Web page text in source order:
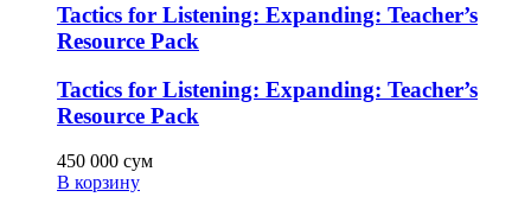
Tactics for Listening: Expanding: Teacher’s
Resource Pack
Tactics for Listening: Expanding: Teacher’s
Resource Pack
450 000 сум
В корзину